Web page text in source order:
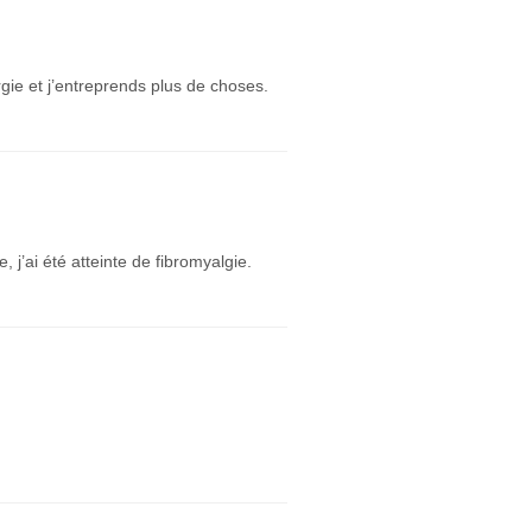
et j’entreprends plus de choses.
été atteinte de fibromyalgie.